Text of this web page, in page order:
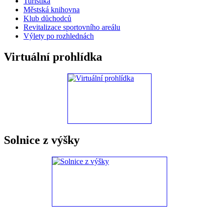
Městská knihovna
Klub důchodců
Revitalizace sportovního areálu
Výlety po rozhlednách
Virtuální prohlídka
Solnice z výšky